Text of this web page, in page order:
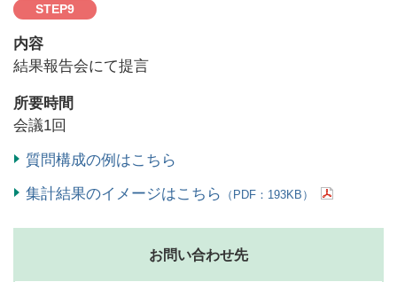
STEP9
内容
結果報告会にて提言
所要時間
会議1回
質問構成の例はこちら
集計結果のイメージはこちら
（PDF：193KB）
お問い合わせ先